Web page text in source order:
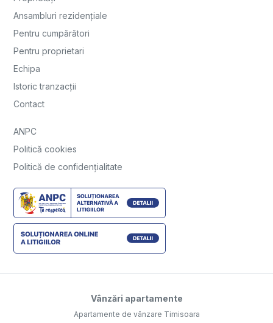
Ansambluri rezidențiale
Pentru cumpărători
Pentru proprietari
Echipa
Istoric tranzacții
Contact
ANPC
Politică cookies
Politică de confidențialitate
Vânzări apartamente
Apartamente de vânzare Timisoara